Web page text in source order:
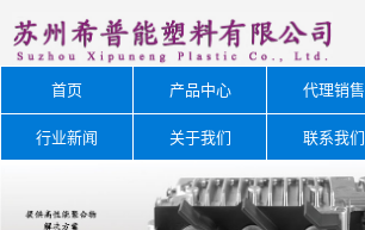
首页 产品中心 代理销售
行业新闻 关于我们 联系我们